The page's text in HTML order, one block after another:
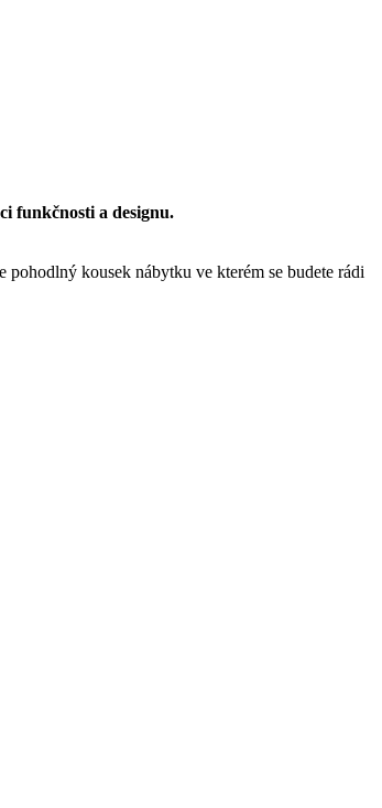
funkčnosti a designu.
pohodlný kousek nábytku ve kterém se budete rádi